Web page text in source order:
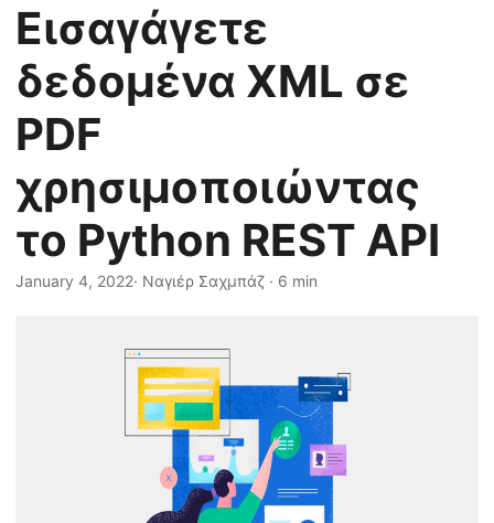
π
λ
ο
γ
η
σ
η
Εισαγάγετε
δεδομένα XML σε
PDF
χρησιμοποιώντας
το Python REST API
January 4, 2022· Ναγιέρ Σαχμπάζ · 6 min